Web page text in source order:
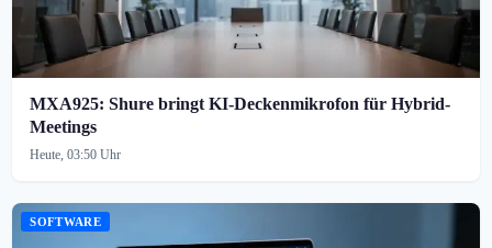
MXA925: Shure bringt KI-Deckenmikrofon für Hybrid-
Meetings
Heute, 03:50 Uhr
SOFTWARE